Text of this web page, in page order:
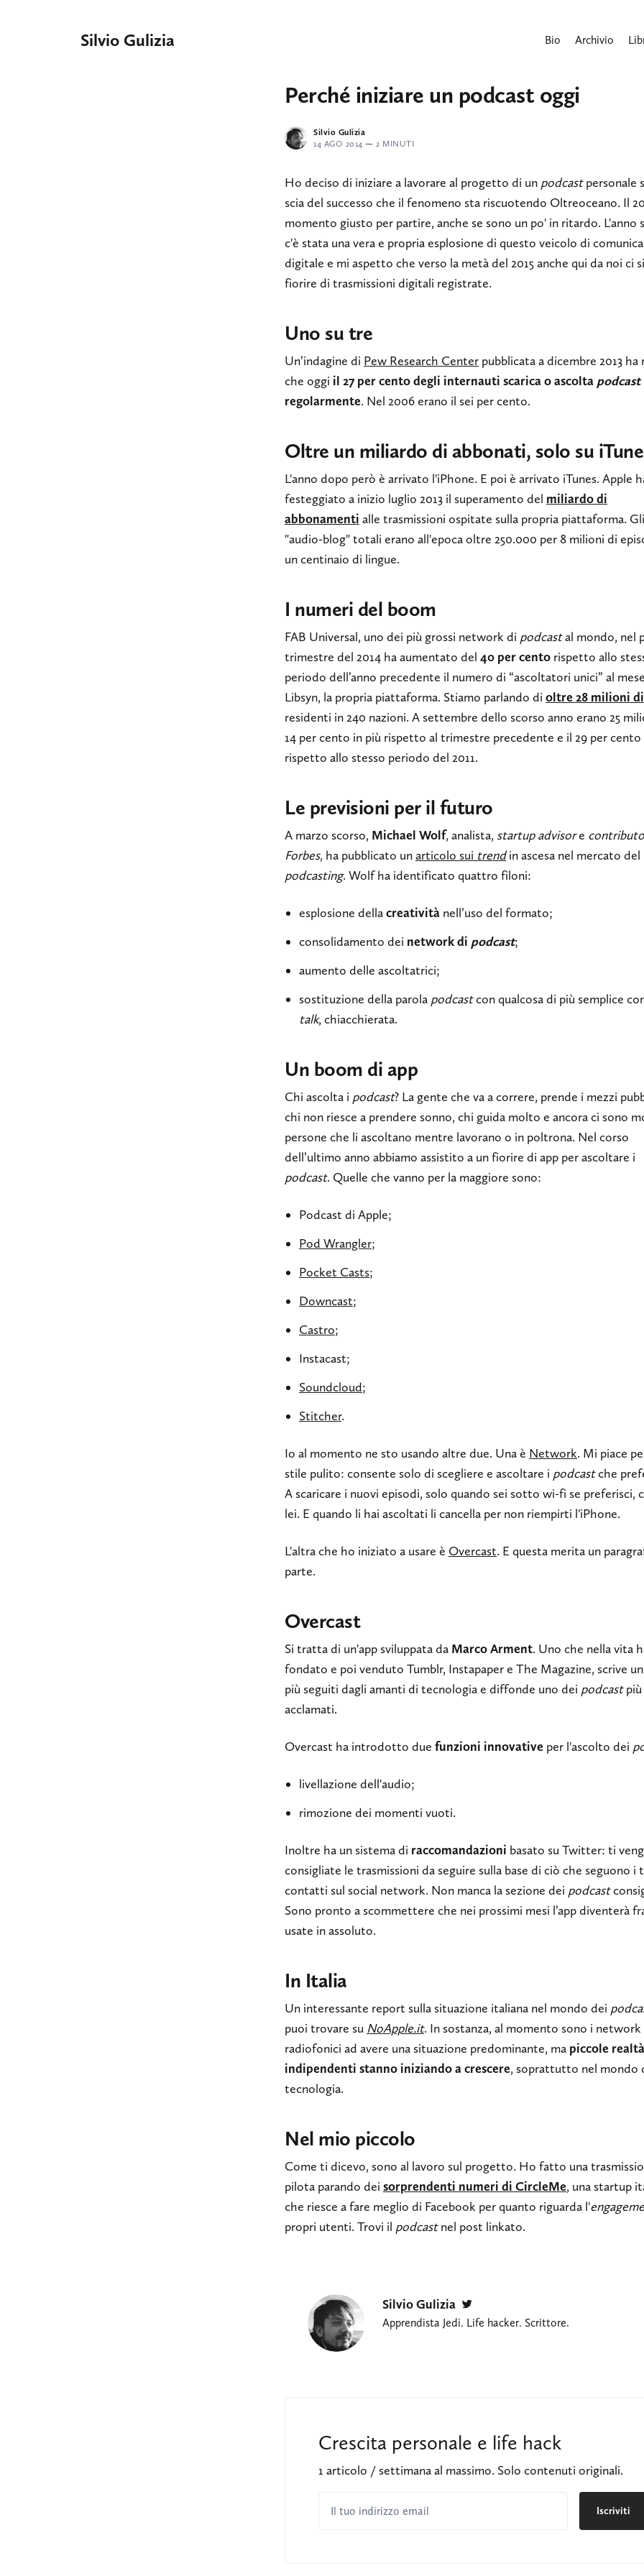
Silvio Gulizia Bio Archivio
Perché iniziare un podcast oggi
Silvio Gulizia
14 AGO 2014 — 2 MINUTI
Ho deciso di iniziare a lavorare al progetto di un podcastpersonale
scia del successo che il fenomeno sta riscuotendo Oltreoceano. Il
momento giusto per partire, anche se sono un po' in ritardo. L'anno
c'è stata una vera e propria esplosione di questo veicolo di
digitale e mi aspetto che verso la metà del 2015 anche qui da noi ci
fiorire di trasmissioni digitali registrate.
Uno su tre
Un’indagine di Pew Research Center pubblicata a dicembre 2013 ha
che oggi il 27 per cento degli internauti scarica o ascolta podcast
regolarmente. Nel 2006 erano il sei per cento.
Oltre un miliardo di abbonati, solo su
L'anno dopo però è arrivato l'iPhone. E poi è arrivato iTunes. Apple
festeggiato a inizio luglio 2013 il superamento del miliardo di
abbonamenti alle trasmissioni ospitate sulla propria piattaforma. Gli
"audio-blog" totali erano all'epoca oltre 250.000 per 8 milioni di
un centinaio di lingue.
I numeri del boom
FAB Universal, uno dei più grossi network di podcastal mondo, nel
trimestre del 2014 ha aumentato del 40 per cento rispetto allo
periodo dell’anno precedente il numero di “ascoltatori unici” al
Libsyn, la propria piattaforma. Stiamo parlando di oltre 28 milioni
residenti in 240 nazioni. A settembre dello scorso anno erano 25
14 per cento in più rispetto al trimestre precedente e il 29 per cento
rispetto allo stesso periodo del 2011.
Le previsioni per il futuro
A marzo scorso, Michael Wolf, analista, startup advisore
Forbes, ha pubblicato unarticolo sui trendin ascesa nel mercato del
podcasting. Wolf ha identificato quattro filoni:
esplosione dellacreatività nell’uso del formato;
consolidamento dei network di podcast;
aumento delle ascoltatrici;
sostituzione della parola podcastcon qualcosa di più semplice
talk, chiacchierata.
Un boom di app
Chi ascolta i podcast? La gente che va a correre, prende i mezzi
chi non riesce a prendere sonno, chi guida molto e ancora ci sono
persone che li ascoltano mentre lavorano o in poltrona. Nel corso
dell’ultimo anno abbiamo assistito a un fiorire di app per ascoltare i
podcast. Quelle che vanno per la maggiore sono:
Podcast di Apple;
Pod Wrangler;
Pocket Casts;
Downcast;
Castro;
Instacast;
Soundcloud;
Stitcher.
Io al momento ne sto usando altre due. Una è Network. Mi piace
stile pulito: consente solo di scegliere e ascoltare i podcastche
A scaricare i nuovi episodi, solo quando sei sotto wi-fi se preferisci,
lei. E quando li hai ascoltati li cancella per non riempirti l'iPhone.
L'altra che ho iniziato a usare è Overcast. E questa merita un
parte.
Overcast
Si tratta di un'app sviluppata da Marco Arment. Uno che nella vita
fondato e poi venduto Tumblr, Instapaper e The Magazine, scrive
più seguiti dagli amanti di tecnologia e diffonde uno dei podcastpiù
acclamati.
Overcast ha introdotto due funzioni innovative per l'ascolto dei
livellazione dell'audio;
rimozione dei momenti vuoti.
Inoltre ha un sistema di raccomandazioni basato su Twitter: ti
consigliate le trasmissioni da seguire sulla base di ciò che seguono i
contatti sul social network. Non manca la sezione dei podcast
Sono pronto a scommettere che nei prossimi mesi l’app diventerà
usate in assoluto.
In Italia
Un interessante report sulla situazione italiana nel mondo dei
puoi trovare su NoApple.it. In sostanza, al momento sono i network
radiofonici ad avere una situazione predominante, ma piccole realtà
indipendenti stanno iniziando a crescere, soprattutto nel mondo
tecnologia.
Nel mio piccolo
Come ti dicevo, sono al lavoro sul progetto. Ho fatto una
pilota parando dei sorprendenti numeri di CircleMe, una startup
che riesce a fare meglio di Facebook per quanto riguarda l'
propri utenti. Trovi il podcastnel post linkato.
Silvio Gulizia
Apprendista Jedi. Life hacker. Scrittore.
Crescita personale e life hack
1 articolo / settimana al massimo. Solo contenuti originali.
Iscriviti